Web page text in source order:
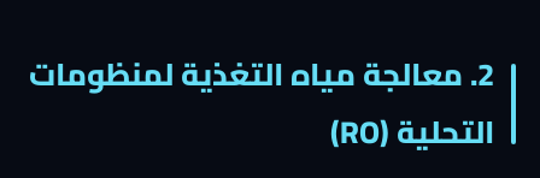
2. معالجة مياه التغذية لمنظومات
التحلية (RO)